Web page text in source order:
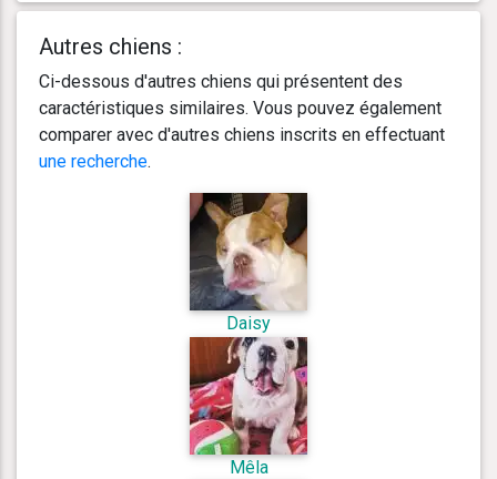
Autres chiens :
Ci-dessous d'autres chiens qui présentent des
caractéristiques similaires. Vous pouvez également
comparer avec d'autres chiens inscrits en effectuant
une recherche.
Daisy
Mêla